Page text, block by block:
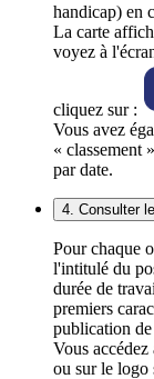
handicap) en
La carte
voyez à
cliquez sur :
Vous avez
« classement
par date.
4. Consulter
Pour chaque
l'intitulé du
durée de
premiers
publication
Vous
ou sur le logo